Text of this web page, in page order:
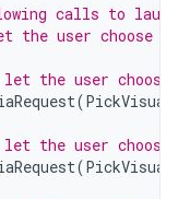
calls to
the user choose
the user choose
(
the user choose
(